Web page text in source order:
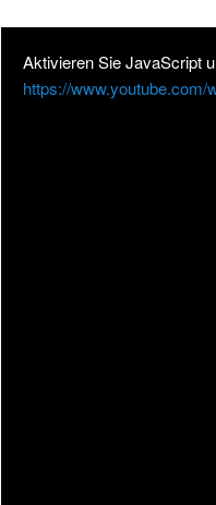
Aktivieren Sie JavaScript
https://www.youtube.com/